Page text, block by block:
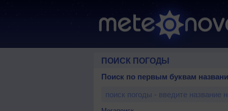
ПОИСК ПОГОДЫ
Поиск по первым буквам